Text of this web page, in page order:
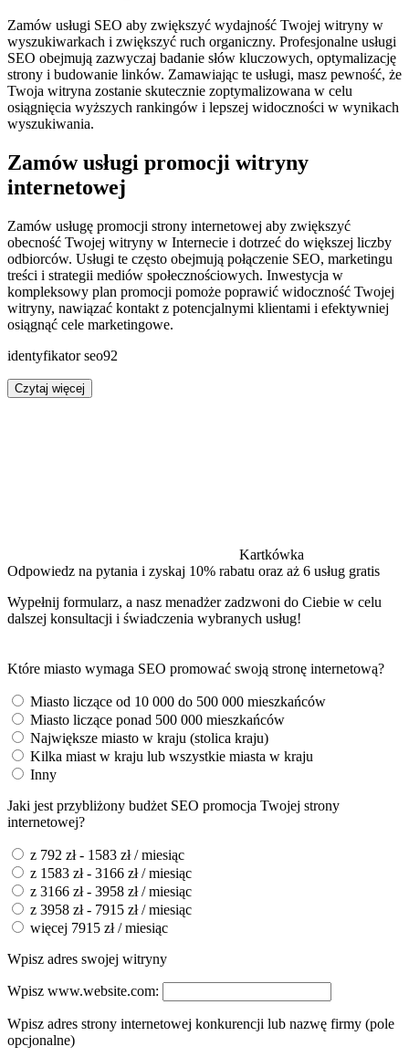
Zamów usługi SEO aby zwiększyć wydajność Twojej witryny w
wyszukiwarkach i zwiększyć ruch organiczny. Profesjonalne usługi
SEO obejmują zazwyczaj badanie słów kluczowych, optymalizację
strony i budowanie linków. Zamawiając te usługi, masz pewność, że
Twoja witryna zostanie skutecznie zoptymalizowana w celu
osiągnięcia wyższych rankingów i lepszej widoczności w wynikach
wyszukiwania.
Zamów usługi promocji witryny
internetowej
Zamów usługę promocji strony internetowej aby zwiększyć
obecność Twojej witryny w Internecie i dotrzeć do większej liczby
odbiorców. Usługi te często obejmują połączenie SEO, marketingu
treści i strategii mediów społecznościowych. Inwestycja w
kompleksowy plan promocji pomoże poprawić widoczność Twojej
witryny, nawiązać kontakt z potencjalnymi klientami i efektywniej
osiągnąć cele marketingowe.
identyfikator seo92
Czytaj więcej
Kartkówka
Odpowiedz na pytania i zyskaj 10% rabatu oraz aż 6 usług gratis
Wypełnij formularz, a nasz menadżer zadzwoni do Ciebie w celu
dalszej konsultacji i świadczenia wybranych usług!
Które miasto wymaga SEO promować swoją stronę internetową?
Miasto liczące od 10 000 do 500 000 mieszkańców
Miasto liczące ponad 500 000 mieszkańców
Największe miasto w kraju (stolica kraju)
Kilka miast w kraju lub wszystkie miasta w kraju
Inny
Jaki jest przybliżony budżet SEO promocja Twojej strony
internetowej?
z 792 zł - 1583 zł / miesiąc
z 1583 zł - 3166 zł / miesiąc
z 3166 zł - 3958 zł / miesiąc
z 3958 zł - 7915 zł / miesiąc
więcej 7915 zł / miesiąc
Wpisz adres swojej witryny
Wpisz www.website.com:
Wpisz adres strony internetowej konkurencji lub nazwę firmy (pole
opcjonalne)